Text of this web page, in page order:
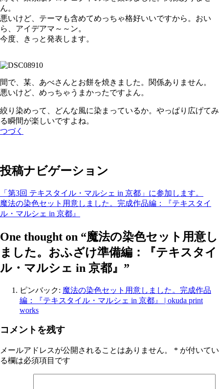
ん。
悪いけど、テーマも含めてめっちゃ格好いいですから。おい
ら、アイデアマ～～ン。
今度、きっと発表します。
間で、某、あべさんとお餅を焼きました。関係ありません。
悪いけど、めっちゃうまかったですよん。
絞り染めって、どんな風に染まっているか。やっぱり広げてみ
る瞬間が楽しいですよね。
つづく
投稿ナビゲーション
「第3回 テキスタイル・マルシェ in 京都」に参加します。
魔法の染色セット用意しました。完成作品編：『テキスタイ
ル・マルシェ in 京都』
One thought on “魔法の染色セット用意し
ました。おふざけ準備編：『テキスタイ
ル・マルシェ in 京都』 ”
ピンバック: 魔法の染色セット用意しました。完成作品
編：『テキスタイル・マルシェ in 京都』 | okuda print
works
コメントを残す
メールアドレスが公開されることはありません。 * が付いてい
る欄は必須項目です